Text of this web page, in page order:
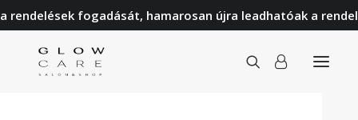
fogadását, hamarosan újra leadhatóak a